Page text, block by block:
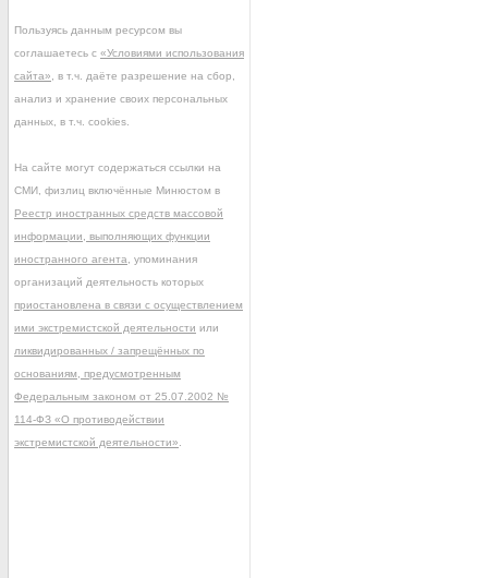
Пользуясь данным ресурсом вы
соглашаетесь с «Условиями использования
сайта» , в т.ч. даёте разрешение на сбор,
анализ и хранение своих персональных
данных, в т.ч. cookies.
На сайте могут содержаться ссылки на
СМИ, физлиц включённые Минюстом в
Реестр иностранных средств массовой
информации, выполняющих функции
иностранного агента , упоминания
организаций деятельность которых
приостановлена в связи с осуществлением
ими экстремистской деятельности или
ликвидированных / запрещённых по
основаниям, предусмотренным
Федеральным законом от 25.07.2002 №
114-ФЗ «О противодействии
экстремистской деятельности»